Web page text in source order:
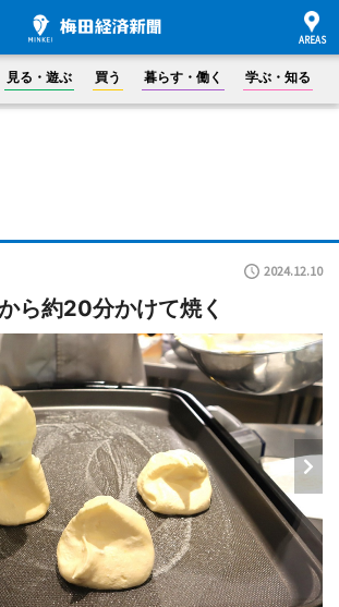
見る・遊ぶ 買う 暮らす・働く 学ぶ・知る
2024.12.10
ら約20分かけて焼く